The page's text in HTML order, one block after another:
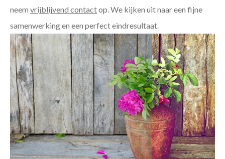
neem vrijblijvend contactop. We kijken uit naar een fijne
samenwerking en een perfect eindresultaat.